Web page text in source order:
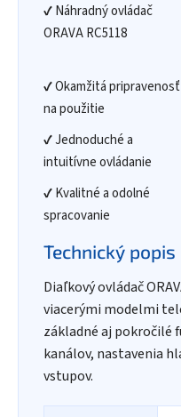
✔ Náhradný ovládač
ORAVA RC5118
✔ Okamžitá pripravenosť
na použitie
✔ Jednoduché a
intuitívne ovládanie
✔ Kvalitné a odolné
spracovanie
Technický popis
Diaľkový ovládač
viacerými modelmi
základné aj pokročilé
kanálov, nastavenia
vstupov.